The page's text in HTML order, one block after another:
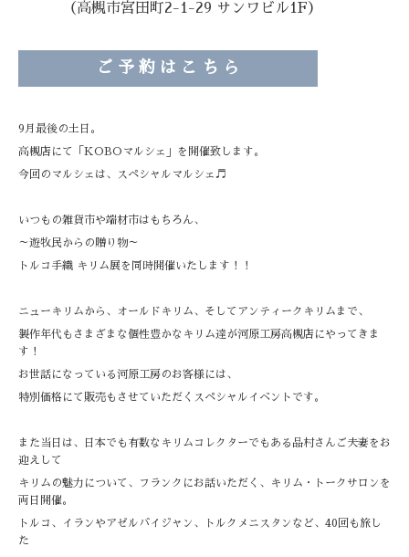
（高槻市宮田町2-1-29 サンワビル1F）
ご 予 約 は こ ち ら
9月最後の土日。
高槻店にて「KOBOマルシェ」を開催致します。
今回のマルシェは、スペシャルマルシェ♬
いつもの雑貨市や端材市はもちろん、
～遊牧民からの贈り物～
トルコ手織 キリム展を同時開催いたします！！
ニューキリムから、オールドキリム、そしてアンティークキリムまで、
製作年代もさまざまな個性豊かなキリム達が河原工房高槻店にやってきま
す！
お世話になっている河原工房のお客様には、
特別価格にて販売もさせていただくスペシャルイベントです。
また当日は、日本でも有数なキリムコレクターでもある品村さんご夫妻をお
迎えして
キリムの魅力について、フランクにお話いただく、キリム・トークサロンを
両日開催。
トルコ、イランやアゼルバイジャン、トルクメニスタンなど、40回も旅し
た